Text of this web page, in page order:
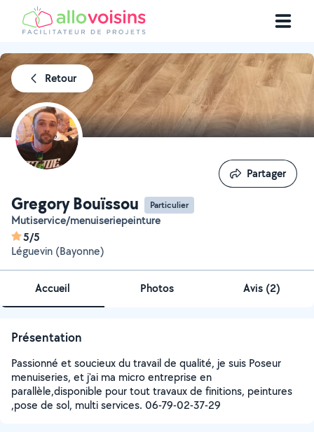
Retour
Gregory Bouïssou Particulier
Mutiservice/menuiseriepeinture
5/5
Léguevin (Bayonne)
Partager
Partager
Accueil Photos Avis (2)
Présentation
Passionné et soucieux du travail de qualité, je suis Poseur
menuiseries, et j'ai ma micro entreprise en
parallèle,disponible pour tout travaux de finitions, peintures
,pose de sol, multi services. 06-79-02-37-29